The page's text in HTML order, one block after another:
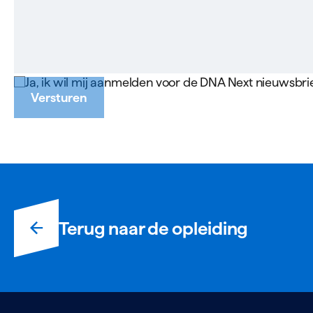
Ja, ik wil mij aanmelden voor de DNA Next
Versturen
Terug naar de opleiding